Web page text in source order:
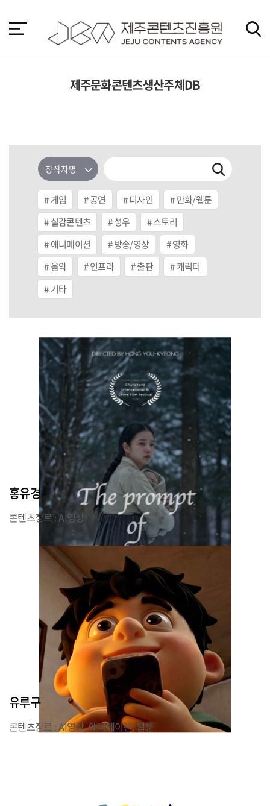
바
가
제주문화콘텐츠생산주체DB
게임 공연 디자인
만화/웹툰
실감콘텐츠
성우
스토리
애니메이션
방송/영상
영화
음악
인프라 출판
캐릭터
기타
홍유경
콘텐츠장르 : AI영상
유루구
콘텐츠장르 : AI영상, 애니메이션, 웹툰